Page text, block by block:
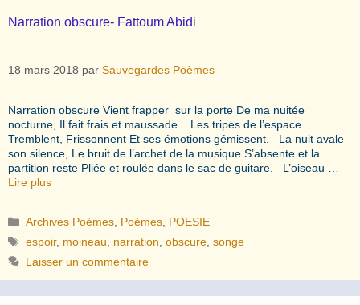
Narration obscure- Fattoum Abidi
18 mars 2018 par Sauvegardes Poèmes
Narration obscure Vient frapper sur la porte De ma nuitée
nocturne, Il fait frais et maussade. Les tripes de l’espace
Tremblent, Frissonnent Et ses émotions gémissent. La nuit avale
son silence, Le bruit de l’archet de la musique S’absente et la
partition reste Pliée et roulée dans le sac de guitare. L’oiseau …
Lire plus
Catégories
Archives Poèmes Poèmes POESIE
Étiquettes
espoir, moineau narration ,obscure ,songe
Laisser un commentaire